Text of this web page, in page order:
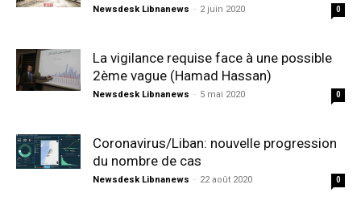
Newsdesk Libnanews - 2 juin 2020 0
La vigilance requise face à une possible
2ème vague (Hamad Hassan)
Newsdesk Libnanews - 5 mai 2020 0
Coronavirus/Liban: nouvelle progression
du nombre de cas
Newsdesk Libnanews - 22 août 2020 0